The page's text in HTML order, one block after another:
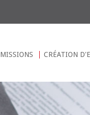
MISSIONS CRÉATION